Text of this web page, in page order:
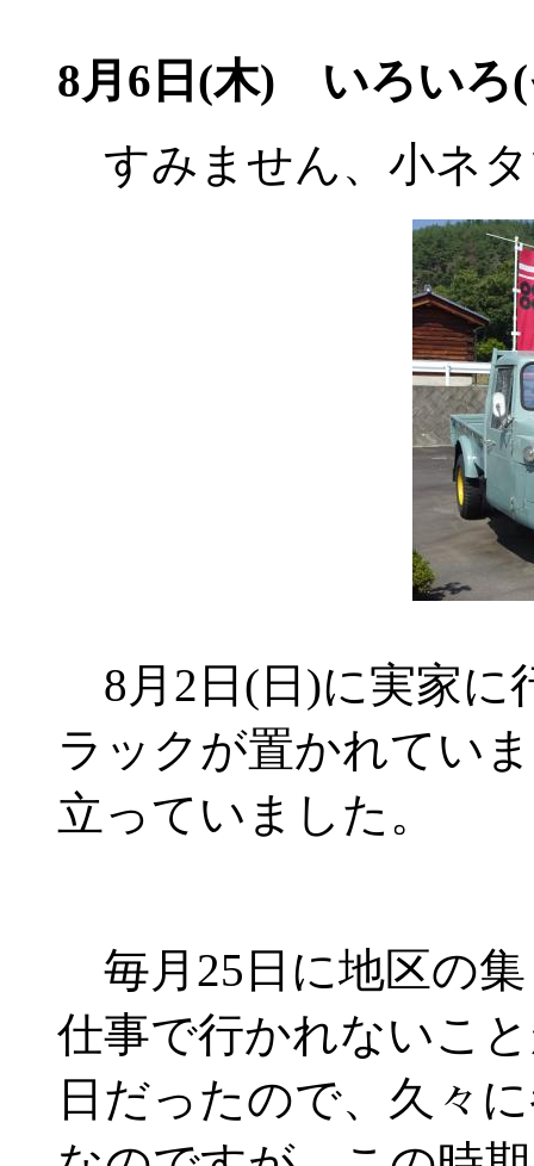
8月6日(木) いろいろ(
すみません、小ネ
8月2日(日)に実家に
ラックが置かれてい
立っていました。
毎月25日に地区の
仕事で行かれないこ
日だったので、久々